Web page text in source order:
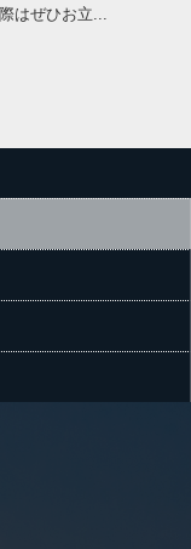
はぜひお立...